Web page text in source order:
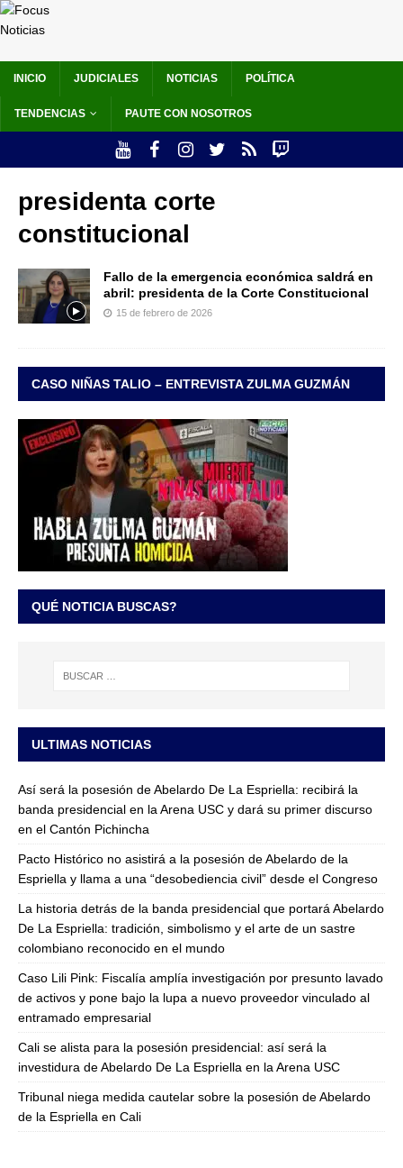
INICIO JUDICIALES NOTICIAS POLÍTICA
TENDENCIAS PAUTE CON NOSOTROS
presidenta corte
constitucional
Fallo de la emergencia económica saldrá en
abril: presidenta de la Corte Constitucional
15 de febrero de 2026
CASO NIÑAS TALIO – ENTREVISTA ZULMA GUZMÁN
QUÉ NOTICIA BUSCAS?
ULTIMAS NOTICIAS
Así será la posesión de Abelardo De La Espriella: recibirá la
banda presidencial en la Arena USC y dará su primer discurso
en el Cantón Pichincha
Pacto Histórico no asistirá a la posesión de Abelardo de la
Espriella y llama a una “desobediencia civil” desde el Congreso
La historia detrás de la banda presidencial que portará Abelardo
De La Espriella: tradición, simbolismo y el arte de un sastre
colombiano reconocido en el mundo
Caso Lili Pink: Fiscalía amplía investigación por presunto lavado
de activos y pone bajo la lupa a nuevo proveedor vinculado al
entramado empresarial
Cali se alista para la posesión presidencial: así será la
investidura de Abelardo De La Espriella en la Arena USC
Tribunal niega medida cautelar sobre la posesión de Abelardo
de la Espriella en Cali